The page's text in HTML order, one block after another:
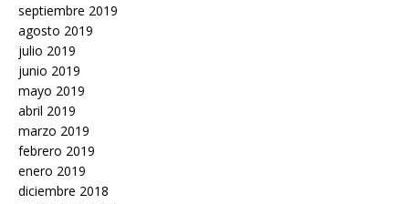
septiembre 2019
agosto 2019
julio 2019
junio 2019
mayo 2019
abril 2019
marzo 2019
febrero 2019
enero 2019
diciembre 2018